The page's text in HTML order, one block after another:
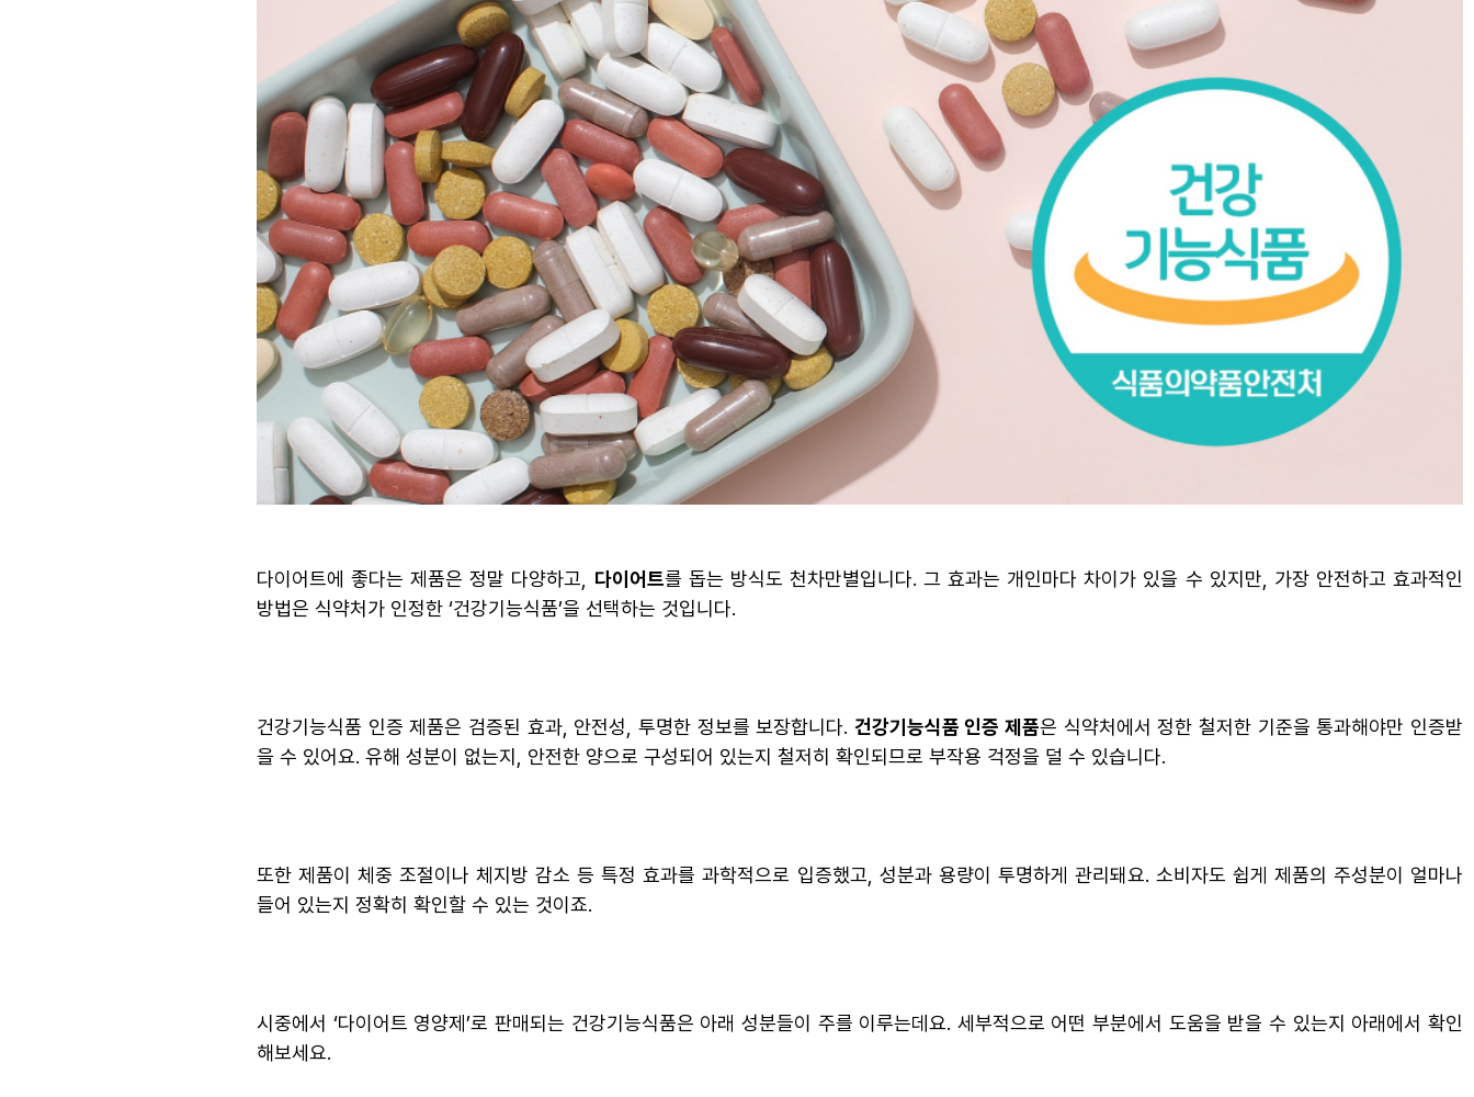
다이어트에 좋다는 제품은 정말 다양하고, 다이어트를 돕는 방식도 천차만별입니다. 그 효과는 개인마다 차이가 있을 수 있지만, 가장 안전하고 효과적인
방법은 식약처가 인정한 ‘건강기능식품’을 선택하는 것입니다.
건강기능식품 인증 제품은 검증된 효과, 안전성, 투명한 정보를 보장합니다. 건강기능식품 인증 제품은 식약처에서 정한 철저한 기준을 통과해야만 인증받
을 수 있어요. 유해 성분이 없는지, 안전한 양으로 구성되어 있는지 철저히 확인되므로 부작용 걱정을 덜 수 있습니다.
또한 제품이 체중 조절이나 체지방 감소 등 특정 효과를 과학적으로 입증했고, 성분과 용량이 투명하게 관리돼요. 소비자도 쉽게 제품의 주성분이 얼마나
들어 있는지 정확히 확인할 수 있는 것이죠.
시중에서 ‘다이어트 영양제’로 판매되는 건강기능식품은 아래 성분들이 주를 이루는데요. 세부적으로 어떤 부분에서 도움을 받을 수 있는지 아래에서 확인
해보세요.